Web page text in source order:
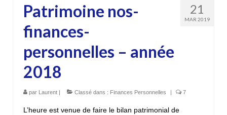
21
MAR 2019
Patrimoine nos-
finances-
personnelles – année
2018
par Laurent | Classé dans : Finances Personnelles | 7
L’heure est venue de faire le bilan patrimonial de